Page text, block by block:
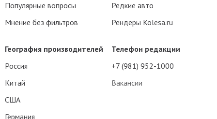
Телефон редакции
+7 (981) 952-1000
Вакансии
Популярные вопросы
Мнение без фильтров
Редкие авто
Рендеры Kolesa.ru
География производителей
Россия
Китай
США
Германия